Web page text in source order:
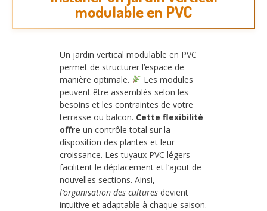
modulable en PVC
Un jardin vertical modulable en PVC
permet de structurer l’espace de
manière optimale.
Les modules
peuvent être assemblés selon les
besoins et les contraintes de votre
terrasse ou balcon. Cette flexibilité
offre un contrôle total sur la
disposition des plantes et leur
croissance. Les tuyaux PVC légers
facilitent le déplacement et l’ajout de
nouvelles sections. Ainsi,
l’organisation des cultures devient
intuitive et adaptable à chaque saison.